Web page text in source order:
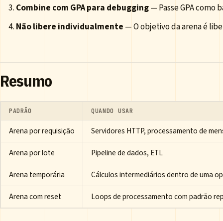
Combine com GPA para debugging— Passe GPA
Não libere individualmente — O objetivo da arena é
Resumo
PADRÃO QUANDO USAR
Arena por requisição
Servidores HTTP, processamento de
Arena por lote
Pipeline de dados, ETL
Arena temporária
Cálculos intermediários dentro de uma
Arena com reset
Loops de processamento com padrão